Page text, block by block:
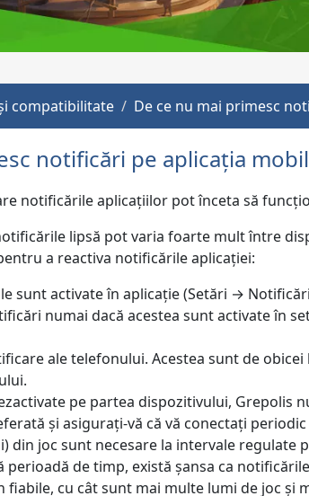
compatibilitate De ce nu mai primesc
notificări pe aplicația
notificările aplicațiilor pot înceta să
lipsă pot varia foarte mult între
a reactiva notificările aplicației:
sunt activate în aplicație (Setări →
numai dacă acestea sunt activate în
ale telefonului. Acestea sunt de
pe partea dispozitivului, Grepolis
și asigurați-vă că vă conectați
din joc sunt necesare la intervale
de timp, există șansa ca
fiabile, cu cât sunt mai multe lumi de joc și